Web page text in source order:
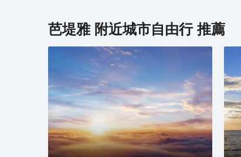
靜的氛圍延伸至其休閒設施，包括私人海灘、健身
心、戶外游泳池、水療中心和按摩服務。無論您訪
堤雅的理由是什麼，普爾曼芭堤雅G酒店都會讓
如同回到家一般。
芭堤雅附近城市自由行 推薦